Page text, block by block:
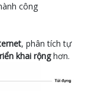
công
, phân tích tự
khai rộnghơn.